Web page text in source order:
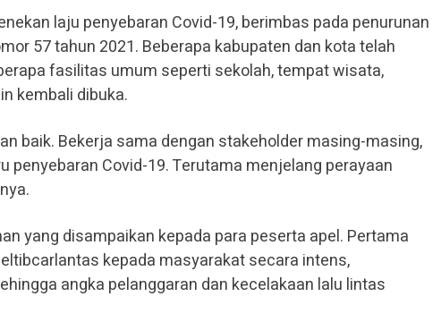
laju penyebaran Covid-19, berimbas pada penurunan
57 tahun 2021. Beberapa kabupaten dan kota telah
fasilitas umum seperti sekolah, tempat wisata,
kembali dibuka.
baik. Bekerja sama dengan stakeholder masing-masing,
penyebaran Covid-19. Terutama menjelang perayaan
yang disampaikan kepada para peserta apel. Pertama
kepada masyarakat secara intens,
angka pelanggaran dan kecelakaan lalu lintas